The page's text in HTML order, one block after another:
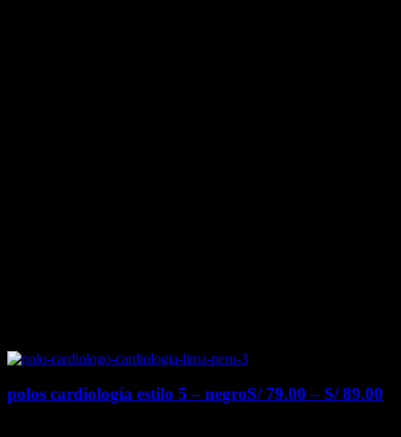
polos cardiología estilo 5 – negroS/79.00 – S/89.00